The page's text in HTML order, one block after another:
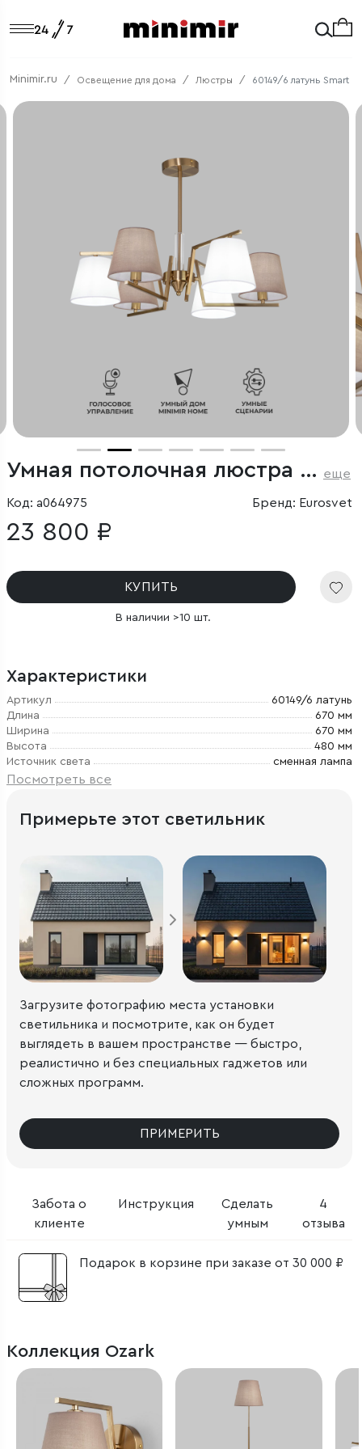
Minimir.ru Освещение для дома Люстры 60149/6 латунь Smart
Умная потолочная люстра с тканевыми абажурами еще
Код: a064975 Бренд: Eurosvet
23 800 ₽
КУПИТЬ
В наличии >10 шт.
Характеристики
Артикул
60149/6 латунь
Длина
670 мм
Ширина
670 мм
Высота
480 мм
Источник света
сменная лампа
Посмотреть все
Забота о
клиенте
Инструкция
Сделать
умным
4
отзыва
Подарок в корзине при заказе от 30 000 ₽
Примерьте этот светильник
Загрузите фотографию места установки
светильника и посмотрите, как он будет
выглядеть в вашем пространстве — быстро,
реалистично и без специальных гаджетов или
сложных программ.
ПРИМЕРИТЬ
Коллекция Ozark